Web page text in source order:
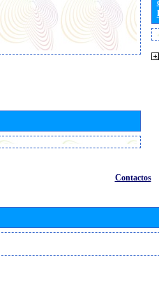
Contactos